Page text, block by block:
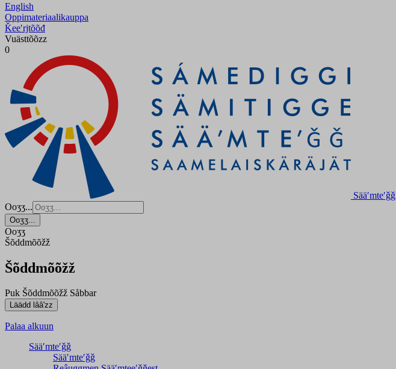
English
Oppimateriaalikauppa
Ǩeeʹrjtõõđ
Vuästtõõzz
0
Sääʹmteʹǧǧ
Ooʒʒ...
Ooʒʒ...
Ooʒʒ
Šõddmõõžž
Šõddmõõžž
Puk Šõddmõõžž Såbbar
Palaa alkuun
Sääʹmteʹǧǧ
Sääʹmteʹǧǧ